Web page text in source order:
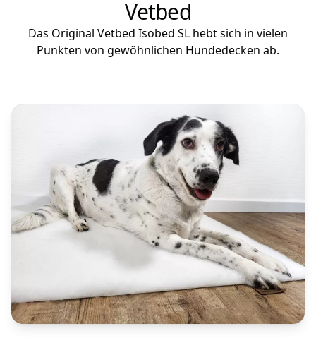
Vetbed
Das Original Vetbed Isobed SL hebt sich in vielen
Punkten von gewöhnlichen Hundedecken ab.